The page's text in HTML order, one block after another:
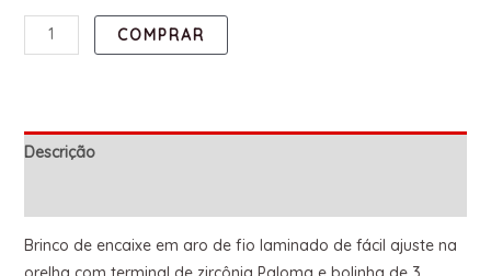
COMPRAR
Descrição
Brinco de encaixe em aro de fio laminado de fácil ajuste na